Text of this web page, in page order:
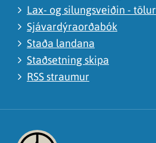
Lax- og silungsveiðin - tölur
Sjávardýraorðabók
Staða landana
Staðsetning skipa
RSS straumur